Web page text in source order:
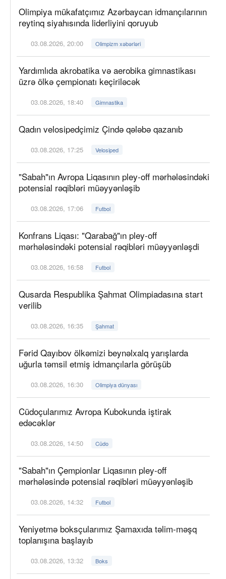
Olimpiya mükafatçımız Azərbaycan idmançılarının
reytinq siyahısında liderliyini qoruyub
03.08.2026, 20:00 Olimpizm xəbərləri
Yardımlıda akrobatika və aerobika gimnastikası
üzrə ölkə çempionatı keçiriləcək
03.08.2026, 18:40 Gimnastika
Qadın velosipedçimiz Çində qələbə qazanıb
03.08.2026, 17:25 Velosiped
"Sabah"ın Avropa Liqasının pley-off mərhələsindəki
potensial rəqibləri müəyyənləşib
03.08.2026, 17:06 Futbol
Konfrans Liqası: "Qarabağ"ın pley-off
mərhələsindəki potensial rəqibləri müəyyənləşdi
03.08.2026, 16:58 Futbol
Qusarda Respublika Şahmat Olimpiadasına start
verilib
03.08.2026, 16:35 Şahmat
Fərid Qayıbov ölkəmizi beynəlxalq yarışlarda
uğurla təmsil etmiş idmançılarla görüşüb
03.08.2026, 16:30 Olimpiya dünyası
Cüdoçularımız Avropa Kubokunda iştirak
edəcəklər
03.08.2026, 14:50 Cüdo
"Sabah"ın Çempionlar Liqasının pley-off
mərhələsində potensial rəqibləri müəyyənləşib
03.08.2026, 14:32 Futbol
Yeniyetmə boksçularımız Şamaxıda təlim-məşq
toplanışına başlayıb
03.08.2026, 13:32 Boks